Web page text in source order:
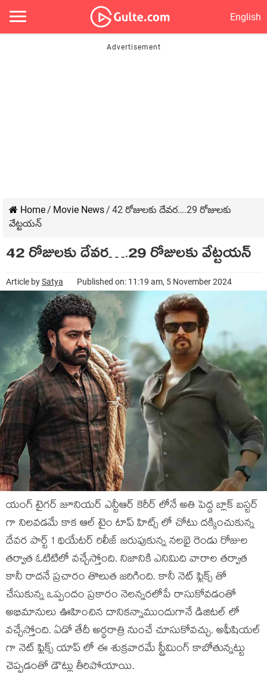
English
Home/ Movie News/ 42 రోజులకు దేవర….29 రోజులకు
వేట్టయన్
42 రోజులకు దేవర….29 రోజులకు వేట్టయన్
Article bySatya Published on: 11:19 am, 5 November 2024
యంగ్ టైగర్ జూనియర్ ఎన్టీఆర్ కెరీర్ లోనే అతి పెద్ద బ్లాక్ బస్టర్
గా నిలవడమే కాక ఆల్ టైం టాప్ హిట్స్ లో చోటు దక్కించుకున్న
దేవర పార్ట్ 1 థియేటర్ రిలీజ్ జరుపుకున్న నలభై రెండు రోజుల
తర్వాత ఓటిటిలో వచ్చేస్తోంది. నిజానికి ఎనిమిది వారాల తర్వాత
కానీ రాదనే ప్రచారం తొలుత జరిగింది. కానీ నెట్ ఫ్లిక్స్ తో
చేసుకున్న ఒప్పందం ప్రకారం నెలన్నరలోపే రాసుకోవడంతో
అభిమానులు ఊహించిన దానికన్నాముందుగానే డిజిటల్ లో
వచ్చేస్తోంది. ఏడో తేదీ అర్థరాత్రి నుంచే చూసుకోవచ్చు. అఫీషియల్
గా నెట్ ఫ్లిక్స్ యాప్ లో ఈ శుక్రవారమే స్ట్రీమింగ్ కాబోతున్నట్టు
చెప్పడంతో డౌట్లు తీరిపోయాయి.